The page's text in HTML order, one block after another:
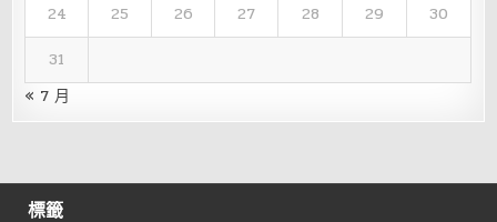
24
25 26 27 28 29
30
31
« 7 月
標籤